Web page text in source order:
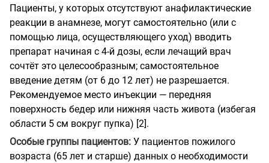
Пациенты, у которых отсутствуют анафилактические
реакции в анамнезе, могут самостоятельно (или с
помощью лица, осуществляющего уход) вводить
препарат начиная с 4-й дозы, если лечащий врач
сочтёт это целесообразным; самостоятельное
введение детям (от 6 до 12 лет) не разрешается.
Рекомендуемое место инъекции — передняя
поверхность бедер или нижняя часть живота (избегая
области 5 см вокруг пупка) [2].
Особые группы пациентов: У пациентов пожилого
возраста (65 лет и старше) данных о необходимости